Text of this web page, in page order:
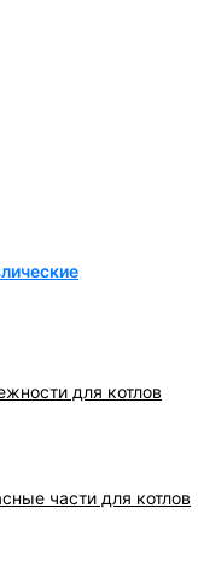
для котлов
части для котлов